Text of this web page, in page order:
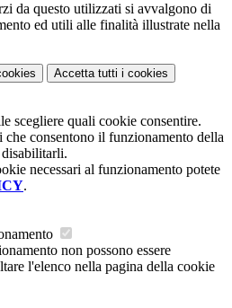
da questo utilizzati si avvalgono di
ed utili alle finalità illustrate nella
Accetta tutti i cookies
scegliere quali cookie consentire.
consentono il funzionamento della
necessari al funzionamento potete
.
non possono essere
l'elenco nella pagina della cookie